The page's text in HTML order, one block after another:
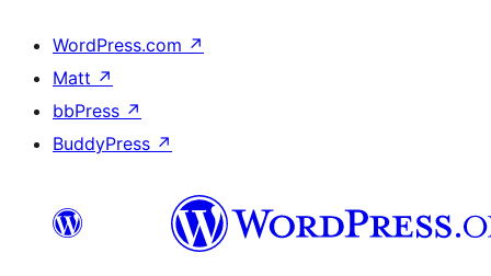
WordPress.com ↗
Matt ↗
bbPress ↗
BuddyPress ↗